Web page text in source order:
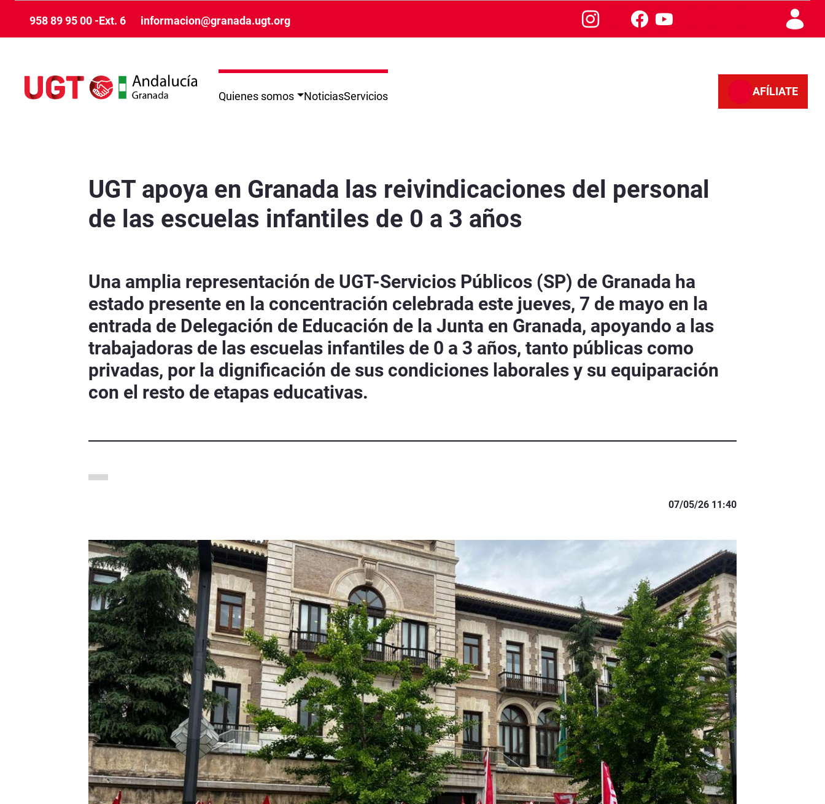
958 89 95 00 -Ext. 6 informacion@granada.ugt.org
Quienes somos NoticiasServicios AFÍLIATE
UGT apoya en Granada las reivindicaciones del personal
de las escuelas infantiles de 0 a 3 años
Una amplia representación de UGT-Servicios Públicos (SP) de Granada ha
estado presente en la concentración celebrada este jueves, 7 de mayo en la
entrada de Delegación de Educación de la Junta en Granada, apoyando a las
trabajadoras de las escuelas infantiles de 0 a 3 años, tanto públicas como
privadas, por la dignificación de sus condiciones laborales y su equiparación
con el resto de etapas educativas.
07/05/26 11:40